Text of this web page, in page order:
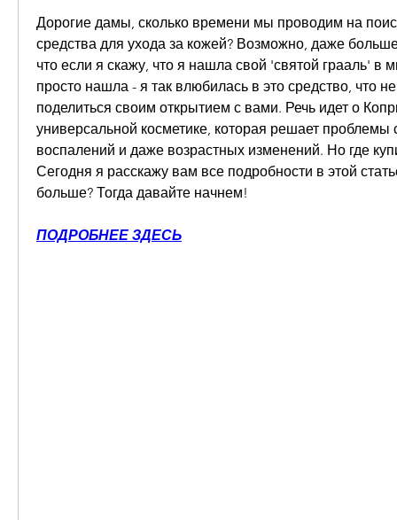
Дорогие дамы, сколько времени мы проводим на
средства для ухода за кожей? Возможно, даже
что если я скажу, что я нашла свой 'святой грааль' в
просто нашла - я так влюбилась в это средство, что
поделиться своим открытием с вами. Речь идет о
универсальной косметике, которая решает
воспалений и даже возрастных изменений. Но где
Сегодня я расскажу вам все подробности в этой
больше? Тогда давайте начнем!
ПОДРОБНЕЕ ЗДЕСЬ